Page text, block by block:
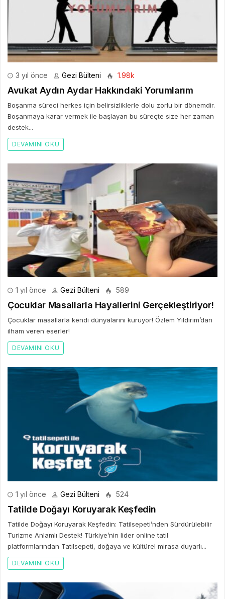
3 yıl önce Gezi Bülteni 1.98k
Avukat Aydın Aydar Hakkındaki Yorumlarım
Boşanma süreci herkes için belirsizliklerle dolu zorlu bir dönemdir.
Boşanmaya karar vermek ile başlayan bu süreçte size her zaman
destek...
DEVAMINI OKU
1 yıl önce Gezi Bülteni 589
Çocuklar Masallarla Hayallerini Gerçekleştiriyor!
Çocuklar masallarla kendi dünyalarını kuruyor! Özlem Yıldırım’dan
ilham veren eserler!
DEVAMINI OKU
1 yıl önce Gezi Bülteni 524
Tatilde Doğayı Koruyarak Keşfedin
Tatilde Doğayı Koruyarak Keşfedin: Tatilsepeti’nden Sürdürülebilir
Turizme Anlamlı Destek! Türkiye’nin lider online tatil
platformlarından Tatilsepeti, doğaya ve kültürel mirasa duyarlı...
DEVAMINI OKU